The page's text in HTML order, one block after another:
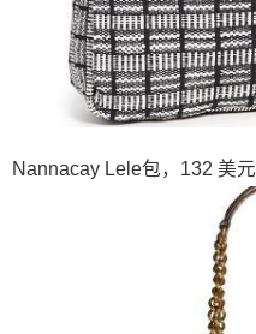
Nannacay Lele包，132 美元